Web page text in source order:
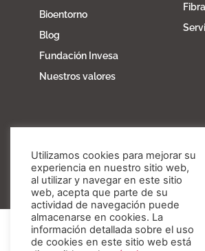
Bioentorno
Blog
Fundación Invesa
Nuestros valores
Copyright © Invesa 2020. Todos los
Utilizamos cookies para mejorar su
experiencia en nuestro sitio web,
al utilizar y navegar en este sitio
web, acepta que parte de su
actividad de navegación puede
almacenarse en cookies. La
información detallada sobre el uso
de cookies en este sitio web está